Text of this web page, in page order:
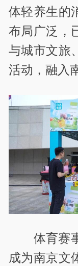
体轻养生的
布局广泛，
与城市文旅
活动，融入
体育赛
成为南京文